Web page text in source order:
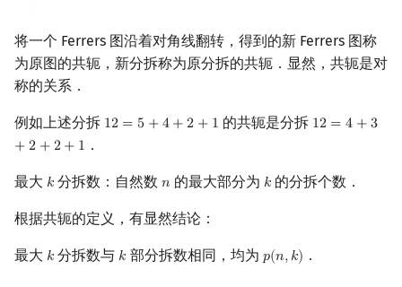
将一个 Ferrers 图沿着对角线翻转，得到的新 Ferrers 图称
为原图的共轭，新分拆称为原分拆的共轭．显然，共轭是对
称的关系．
例如上述分拆 12 = 5 +4+2 + 1
12=5+4 +2 +1 的共轭是分拆 12 = 4 +3
+2 +2+ 1
12=4+3 +2 +2
．
最大 𝑘
k 分拆数：自然数𝑛
n 的最大部分为 𝑘
k 的分拆个数．
根据共轭的定义，有显然结论：
最大 𝑘
k 分拆数与 𝑘
k 部分拆数相同，均为 𝑝(𝑛,𝑘)
p(n,k) ．